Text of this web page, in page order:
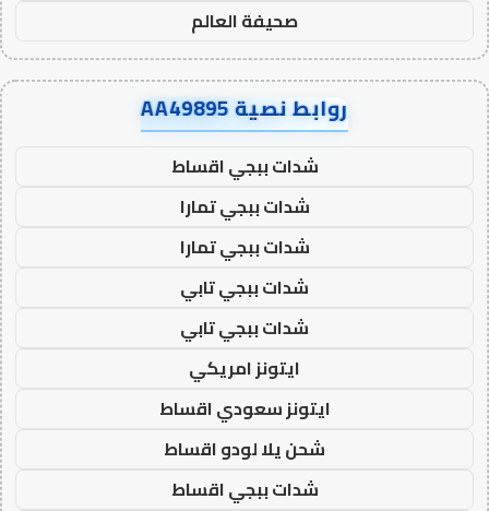
صحيفة العالم
روابط نصية AA49895
شدات ببجي اقساط
شدات ببجي تمارا
شدات ببجي تمارا
شدات ببجي تابي
شدات ببجي تابي
ايتونز امريكي
ايتونز سعودي اقساط
شحن يلا لودو اقساط
شدات ببجي اقساط